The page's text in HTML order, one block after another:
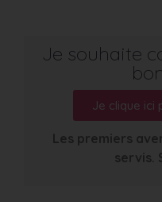
Je souhaite
Je clique ici
Les premiers
servis.